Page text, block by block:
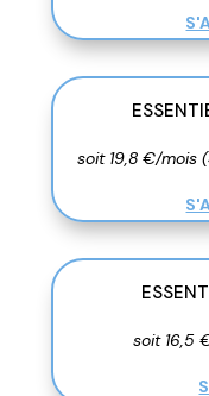
soit 19,8 €/mois
soit 16,5